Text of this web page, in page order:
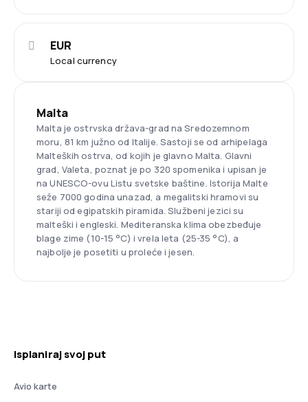
Local currency
EUR
Malta
Malta je ostrvska država-grad na Sredozemnom
moru, 81 km južno od Italije. Sastoji se od arhipelaga
Malteških ostrva, od kojih je glavno Malta. Glavni
grad, Valeta, poznat je po 320 spomenika i upisan je
na UNESCO-ovu Listu svetske baštine. Istorija Malte
seže 7000 godina unazad, a megalitski hramovi su
stariji od egipatskih piramida. Službeni jezici su
malteški i engleski. Mediteranska klima obezbeđuje
blage zime (10-15 °C) i vrela leta (25-35 °C), a
najbolje je posetiti u proleće i jesen.
Isplaniraj svoj put
Avio karte